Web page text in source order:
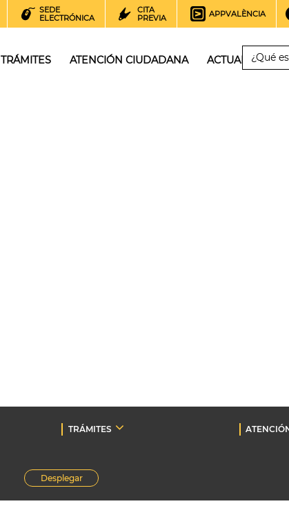
SEDE
ELECTRÓNICA
CITA
PREVIA
APPVALÈNCIA
TRÁMITES ATENCIÓN CIUDADANA ACTUALIDAD
TRÁMITES
Desplegar